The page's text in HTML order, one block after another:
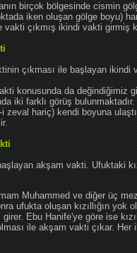
birçok bölgesinde cismin
iken oluşan gölge boyu)
vakti çıkmış ikindi vakti girmiş
çıkması ile başlayan ikindi
konusunda da değindiğimiz
iki farklı görüş
zeval hariç) kendi boyuna
akşam vakti. Ufuktaki
Muhammed ve diğer üç
ufukta oluşan kızıllığın yok
Ebu Hanife'ye göre ise
ile akşam vakti çıkar. Her